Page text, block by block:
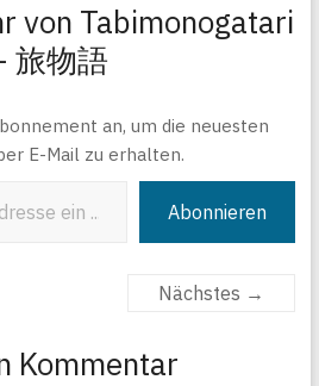
von Tabimonogatari
旅物語
an, um die neuesten
E-Mail zu erhalten.
Abonnieren
Nächstes →
Kommentar